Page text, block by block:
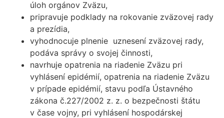
úloh orgánov Zväzu,
pripravuje podklady na rokovanie zväzovej rady
a prezídia,
vyhodnocuje plnenie uznesení zväzovej rady,
podáva správy o svojej činnosti,
navrhuje opatrenia na riadenie Zväzu pri
vyhlásení epidémií, opatrenia na riadenie Zväzu
v prípade epidémií, stavu podľa Ústavného
zákona č.227/2002 z. z. o bezpečnosti štátu
v čase vojny, pri vyhlásení hospodárskej